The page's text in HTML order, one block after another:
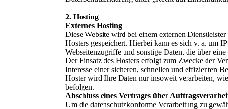
2. Hosting
Externes Hosting
Diese Website wird bei einem externen
Hosters gespeichert. Hierbei kann es sich v. a. um
Webseitenzugriffe und sonstige Daten, die über
Der Einsatz des Hosters erfolgt zum Zwecke der
Interesse einer sicheren, schnellen und effizienten
Hoster wird Ihre Daten nur insoweit verarbeiten,
befolgen.
Abschluss eines Vertrages über
Um die datenschutzkonforme Verarbeitung zu